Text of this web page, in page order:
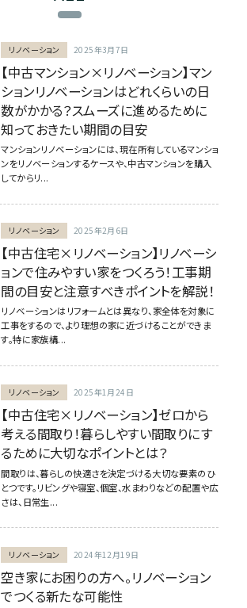
リノベーション 2025年3月7日
【中古マンション×リノベーション】マン
ションリノベーションはどれくらいの日
数がかかる？スムーズに進めるために
知っておきたい期間の目安
マンションリノベーションには、現在所有しているマンショ
ンをリノベーションするケースや、中古マンションを購入
してからリ...
リノベーション 2025年2月6日
【中古住宅×リノベーション】リノベーシ
ョンで住みやすい家をつくろう！工事期
間の目安と注意すべきポイントを解説！
リノベーションはリフォームとは異なり、家全体を対象に
工事をするので、より理想の家に近づけることができま
す。特に家族構...
リノベーション 2025年1月24日
【中古住宅×リノベーション】ゼロから
考える間取り！暮らしやすい間取りにす
るために大切なポイントとは？
間取りは、暮らしの快適さを決定づける大切な要素のひ
とつです。リビングや寝室、個室、水まわりなどの配置や広
さは、日常生...
リノベーション 2024年12月19日
空き家にお困りの方へ。リノベーション
でつくる新たな可能性